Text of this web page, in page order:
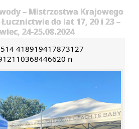
– Mistrzostwa Krajowego
Łucznictwie do lat 17, 20 i 23 –
24-25.08.2024
418919417873127
n